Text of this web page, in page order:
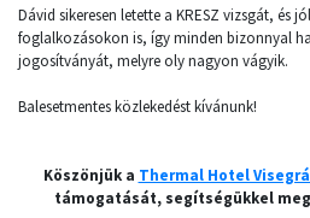
Dávid sikeresen letette a KRESZ vizsgát, és
foglalkozásokon is, így minden bizonnyal
jogosítványát, melyre oly nagyon vágyik.
Balesetmentes közlekedést kívánunk!
Köszönjük a Thermal Hotel
támogatását, segítségükkel